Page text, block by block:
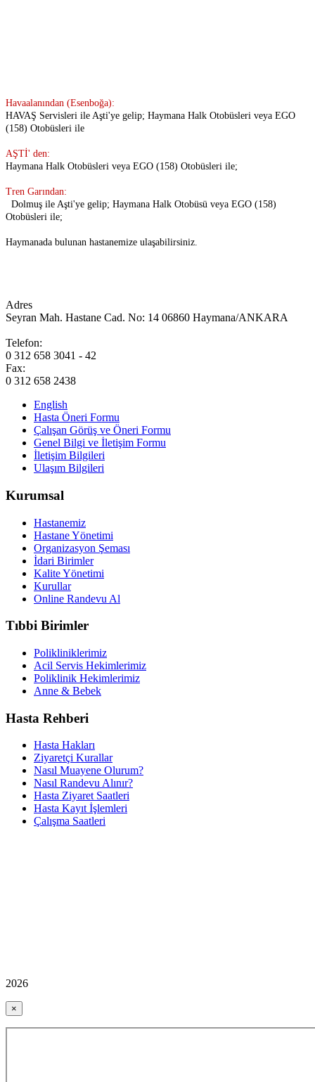
Havaalanından (Esenboğa):
HAVAŞ Servisleri ile Aşti'ye gelip; Haymana Halk Otobüsleri veya EGO
(158) Otobüsleri ile
AŞTİ' den:
Haymana Halk Otobüsleri veya EGO (158) Otobüsleri ile;
Tren Garından:
Dolmuş ile Aşti'ye gelip; Haymana Halk Otobüsü veya EGO (158)
Otobüsleri ile;
Haymanada bulunan hastanemize ulaşabilirsiniz.
Adres
Seyran Mah. Hastane Cad. No: 14 06860 Haymana/ANKARA
Telefon:
0 312 658 3041 - 42
Fax:
0 312 658 2438
English
Hasta Öneri Formu
Çalışan Görüş ve Öneri Formu
Genel Bilgi ve İletişim Formu
İletişim Bilgileri
Ulaşım Bilgileri
Kurumsal
Hastanemiz
Hastane Yönetimi
Organizasyon Şeması
İdari Birimler
Kalite Yönetimi
Kurullar
Online Randevu Al
Tıbbi Birimler
Polikliniklerimiz
Acil Servis Hekimlerimiz
Poliklinik Hekimlerimiz
Anne & Bebek
Hasta Rehberi
Hasta Hakları
Ziyaretçi Kurallar
Nasıl Muayene Olurum?
Nasıl Randevu Alınır?
Hasta Ziyaret Saatleri
Hasta Kayıt İşlemleri
Çalışma Saatleri
2026
×